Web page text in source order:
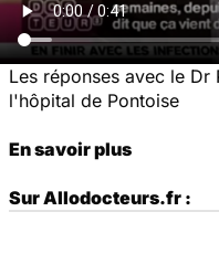
Les réponses avec le
l'hôpital de Pontoise
En savoir plus
Sur Allodocteurs.fr :